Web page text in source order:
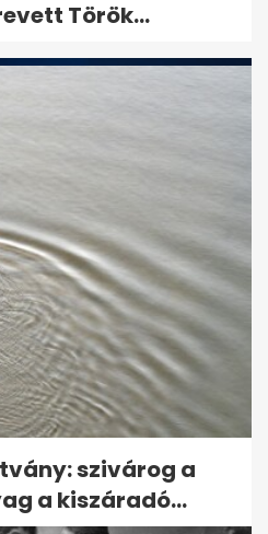
feljelentették
oltott
Török...
szivárog a
a kiszáradó...